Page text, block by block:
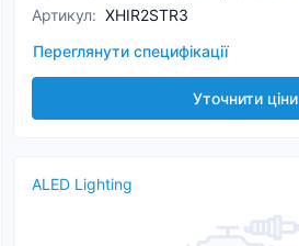
Артикул: XHIR2STR3
Переглянути специфікації
Уточнити ціни
ALED Lighting